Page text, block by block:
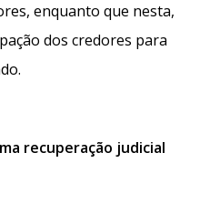
enquanto que nesta,
dos credores para
recuperação judicial